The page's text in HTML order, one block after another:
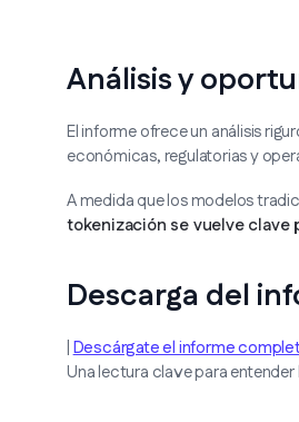
Análisis y
El informe ofrece un análisis
económicas, regulatorias y
A medida que los modelos
tokenización se vuelve clave
Descarga del
|Descárgate el informe
Una lectura clave para